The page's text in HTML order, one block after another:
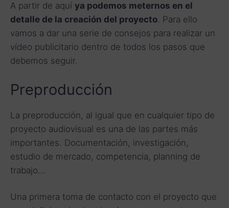
A partir de aquí ya podemos meternos en el
detalle de la creación del proyecto. Para ello
vamos a dar una serie de consejos para realizar un
vídeo publicitario dentro de todos los pasos que
debemos seguir.
Preproducción
La preproducción, al igual que en cualquier tipo de
proyecto audiovisual es una de las partes más
importantes. Documentación, investigación,
estudio de mercado, competencia, planning de
trabajo…
Una primera toma de contacto con el proyecto que